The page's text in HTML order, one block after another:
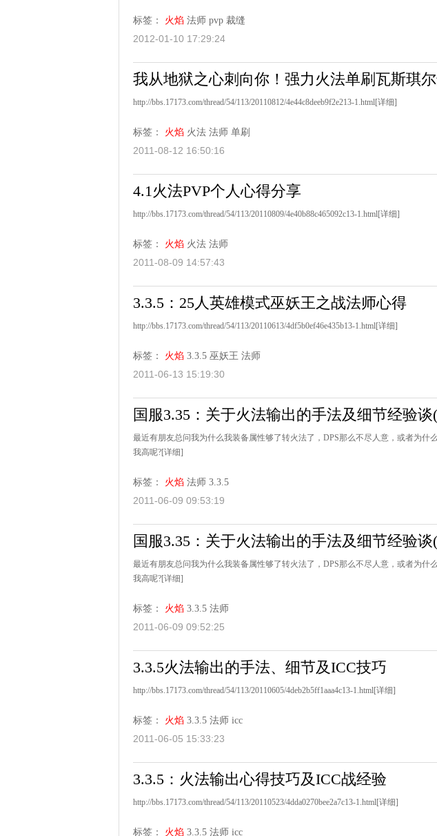
标签： 火焰 法师 pvp 裁缝
2012-01-10 17:29:24
我从地狱之心刺向你！强力火法单刷瓦斯琪
http://bbs.17173.com/thread/54/113/20110812/4e44c8deeb9f2e213-1.html[详细]
标签： 火焰 火法 法师 单刷
2011-08-12 16:50:16
4.1火法PVP个人心得分享
http://bbs.17173.com/thread/54/113/20110809/4e40b88c465092c13-1.html[详细]
标签： 火焰 火法 法师
2011-08-09 14:57:43
3.3.5：25人英雄模式巫妖王之战法师心得
http://bbs.17173.com/thread/54/113/20110613/4df5b0ef46e435b13-1.html[详细]
标签： 火焰 3.3.5 巫妖王 法师
2011-06-13 15:19:30
国服3.35：关于火法输出的手法及细节经验谈
最近有朋友总问我为什么我装备属性够了转火法了，DPS那么不尽人意，或者为什
我高呢?[详细]
标签： 火焰 法师 3.3.5
2011-06-09 09:53:19
国服3.35：关于火法输出的手法及细节经验谈
最近有朋友总问我为什么我装备属性够了转火法了，DPS那么不尽人意，或者为什
我高呢?[详细]
标签： 火焰 3.3.5 法师
2011-06-09 09:52:25
3.3.5火法输出的手法、细节及ICC技巧
http://bbs.17173.com/thread/54/113/20110605/4deb2b5ff1aaa4c13-1.html[详细]
标签： 火焰 3.3.5 法师 icc
2011-06-05 15:33:23
3.3.5：火法输出心得技巧及ICC战经验
http://bbs.17173.com/thread/54/113/20110523/4dda0270bee2a7c13-1.html[详细]
标签： 火焰 3.3.5 法师 icc